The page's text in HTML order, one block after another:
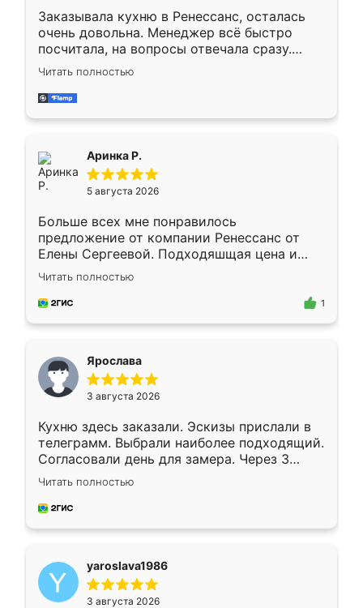
Заказывала кухню в Ренессанс, осталась
очень довольна. Менеджер всё быстро
посчитала, на вопросы отвечала сразу.
Замерщик приехал в субботу, подошёл к
делу со всей ответственностью. Собрали
за день, ребята работали аккуратно, даже
Читать полностью
Аринка Р.
5 августа 2026
Больше всех мне понравилось
предложение от компании Ренессанс от
Елены Сергеевой. Подходяшщая цена и
короткие сроки изготовления. Приехавший
для замера сотрудник Владислав
предложил по моему эскизу самый
Читать полностью
1
Ярослава
3 августа 2026
Кухню здесь заказали. Эскизы прислали в
телеграмм. Выбрали наиболее подходящий.
Согласовали день для замера. Через 3
недели кухня была уже готова. Остались
довольны работой. Спасибо Ренессанс
мебель за качественную работу!
Читать полностью
yaroslava1986
3 августа 2026